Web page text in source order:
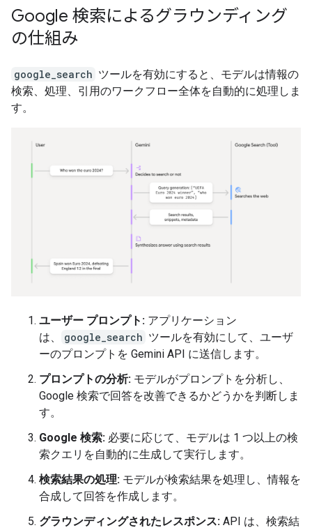
Google 検索によるグラウンディング
の仕組み
google_search ツールを有効にすると、モデルは情報の
検索、処理、引用のワークフロー全体を自動的に処理しま
す。
ユーザー プロンプト: アプリケーション
は、
google_search ツールを有効にして、ユーザ
ーのプロンプトを Gemini API に送信します。
プロンプトの分析: モデルがプロンプトを分析し、
Google 検索で回答を改善できるかどうかを判断しま
す。
Google 検索: 必要に応じて、モデルは 1 つ以上の検
索クエリを自動的に生成して実行します。
検索結果の処理: モデルが検索結果を処理し、情報を
合成して回答を作成します。
グラウンディングされたレスポンス: API は、検索結